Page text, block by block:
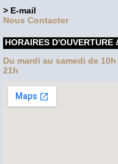
> E-mail
Nous Contacter
HORAIRES D'OUVERTURE
Du mardi au samedi de
21h